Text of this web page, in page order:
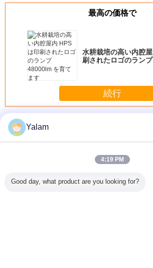
最高の価格で
水耕栽培の高い内腔
刷されたロゴのラン
続行
多く釘の紫外線ランプ
LED
ンプ
120 秒 4 を使用し
てタイマー 36 w
2.7M-3.9M 99%カ
ーボン磯釣りの棒
Yalam
4:19 PM
Good day, what product are you looking for?